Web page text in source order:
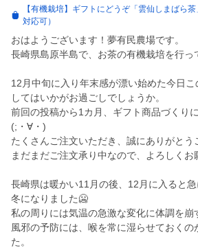
【有機栽培】ギフトにどうぞ「雲仙しまばら
対応可）
おはようございます！夢有民農場です。
長崎県島原半島で、お茶の有機栽培を行っ
12月中旬に入り年末感が漂い始めた今日こ
してはいかがお過ごしでしょうか。
前回の投稿から1カ月、ギフト商品づくり
(;・∀・)
たくさんご注文いただき、誠にありがと
まだまだご注文承り中なので、よろしくお
長崎県は暖かい11月の後、12月に入ると
冬になりました🥶
私の周りには気温の急激な変化に体調を崩
風邪の予防には、喉を常に湿らせておくの
た。